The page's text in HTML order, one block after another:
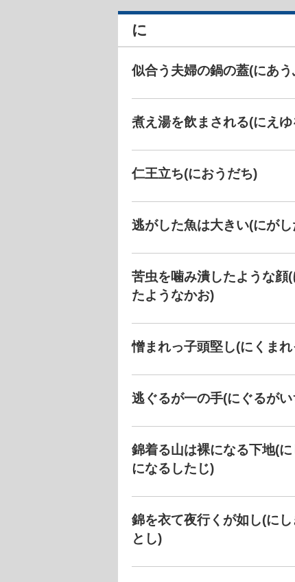
に
似合う夫婦の鍋の蓋(にあ
煮え湯を飲まされる(にえ
仁王立ち(におうだち)
逃がした魚は大きい(にが
苦虫を噛み潰したような顔
たようなかお)
憎まれっ子頭堅し(にくま
逃ぐるが一の手(にぐるが
錦着る山は裸になる下地(
になるしたじ)
錦を衣て夜行くが如し(に
とし)